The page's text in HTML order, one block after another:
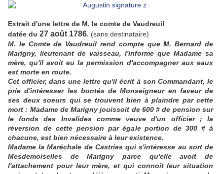
Extrait d'une lettre de M. le comte de Vaudreuil
datée du 27 août 1786. (sans destinataire)
M. le Comte de Vaudreuil rend compte que M. Bernard de
Marigny, lieutenant de vaisseau, l'informe que Madame sa
mère, qu'il avoit eu la permission d'accompagner aux eaux
est morte en route.
Cet officier, dans une lettre qu'il écrit à son Commandant, le
prie d'intéresser les bontés de Monseigneur en faveur de
ses deux soeurs qui se trouvent bien à plaindre par cette
mort : Madame de Marigny jouissoit de 600 # de pension sur
le fonds des Invalides comme veuve d'un officier ; la
réversion de cette pension par égale portion de 300 # à
chacune, est bien nécessaire à leur existence.
Madame la Maréchale de Castries qui s'intéresse au sort de
Mesdemoiselles de Marigny parce qu'elle avoit de
l'attachement pour leur mère, et qui connoît leur situation